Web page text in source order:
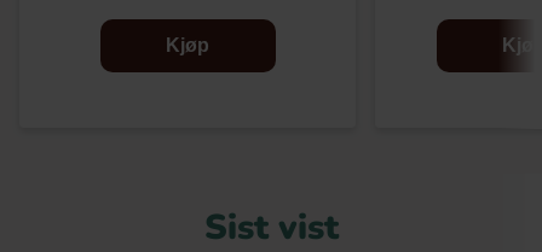
Kjøp
Sist vist